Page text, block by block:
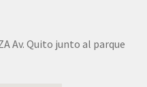
Av. Quito junto al parque